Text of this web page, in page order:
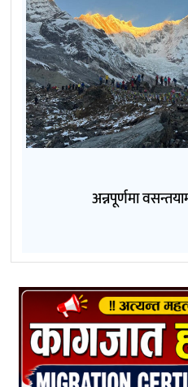
अन्नपूर्णमा